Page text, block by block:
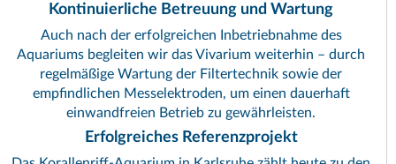
Kontinuierliche Betreuung und Wartung
Auch nach der erfolgreichen Inbetriebnahme des
Aquariums begleiten wir das Vivarium weiterhin – durch
regelmäßige Wartung der Filtertechnik sowie der
empfindlichen Messelektroden, um einen dauerhaft
einwandfreien Betrieb zu gewährleisten.
Erfolgreiches Referenzprojekt